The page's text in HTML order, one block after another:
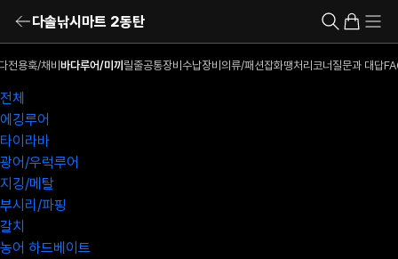
다솔낚시마트 2동탄
전용훅/채비 바다루어/미끼 릴줄공통장비 수납장비 의류/패션잡화땡처리코너 질문과 대답
전체
에깅루어
타이라바
광어/우럭루어
지깅/메탈
부시리/파핑
갈치
농어 하드베이트